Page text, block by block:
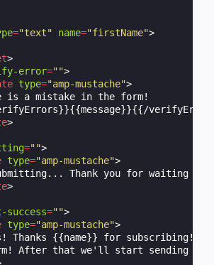
="text" name="firstName">
>
error="">
type="amp-mustache">
is a mistake in the form!
>
="">
type="amp-mustache">
Thank you for waiting
>
success="">
type="amp-mustache">
Thanks {{name}} for subscribing!
After that we'll start sending